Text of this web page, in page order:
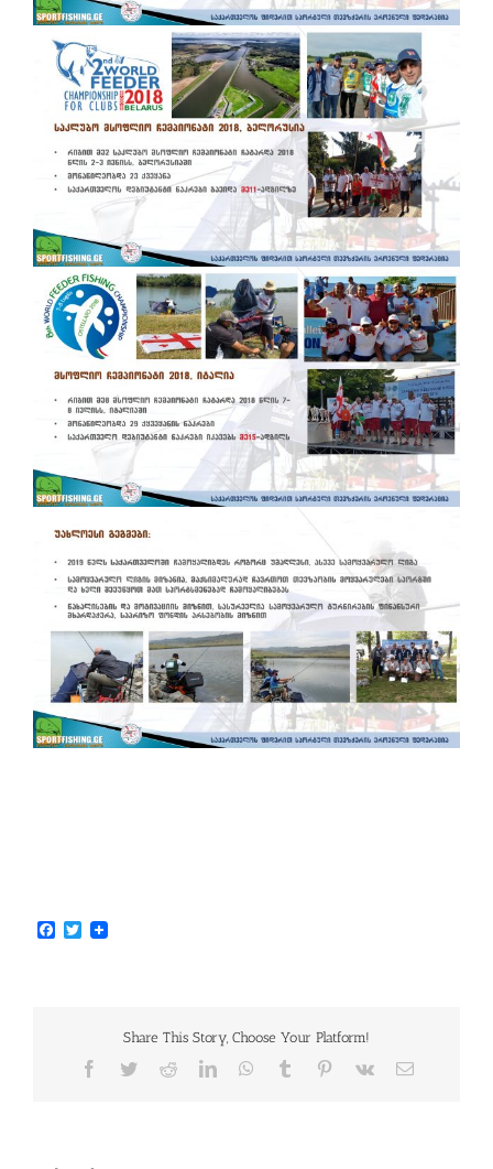
Facebook
Twitter
Share This Story, Choose Your Platform!
Facebook
TwitterRedditLinkedInWhatsApp
Tumblr Pinterest
Vk Email